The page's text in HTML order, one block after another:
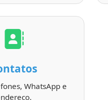
WhatsApp e